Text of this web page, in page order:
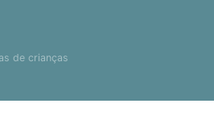
de crianças